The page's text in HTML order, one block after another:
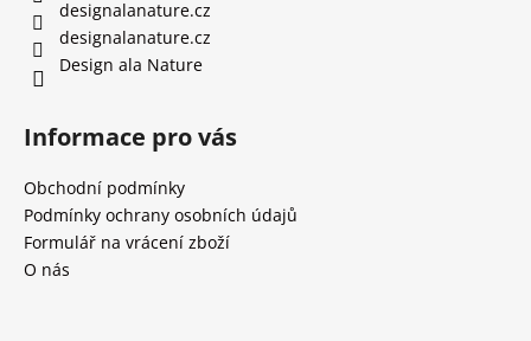
designalanature.cz
designalanature.cz
Design ala Nature
Informace pro vás
Obchodní podmínky
Podmínky ochrany osobních údajů
Formulář na vrácení zboží
O nás